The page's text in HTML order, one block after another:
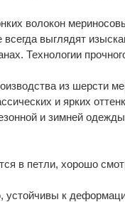
волокон
выглядят
Технологии
из шерсти
и ярких
и зимней
в петли, хорошо
к